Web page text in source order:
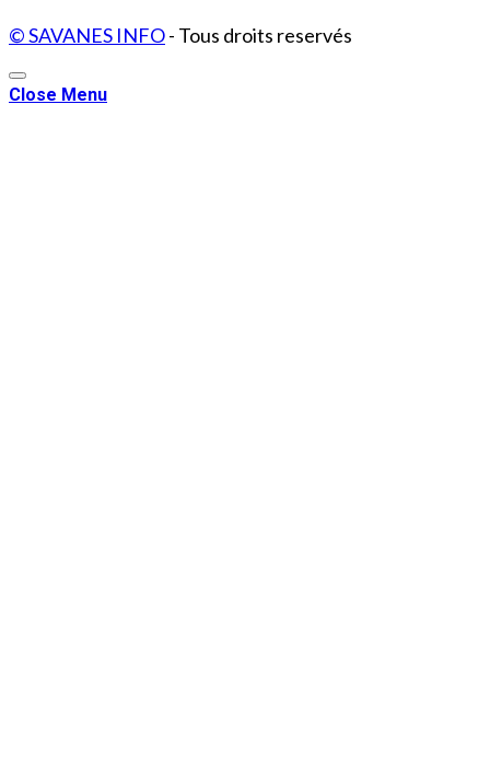
© SAVANES INFO- Tous droits reservés
Close Menu